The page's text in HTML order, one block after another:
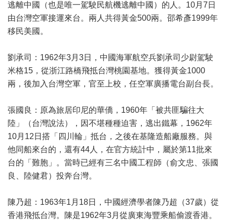
逃離中國（也是唯一駕駛民航機逃離中國）的人。10月7日
由台灣空軍接運來台。兩人共得黃金500兩。邵希彥1999年
移民美國。
劉承司：1962年3月3日，中國海軍航空兵劉承司少尉駕駛
米格15，從浙江路橋飛抵台灣桃園基地。獲得黃金1000
兩，後加入台灣空軍，官至上校，任空軍廣播電台副台長。
張國良：原為旅居印尼的華僑，1960年「被共匪騙往大
陸」（台灣說法），因不堪種種迫害，逃出鐵幕，1962年
10月12日搭「四川輪」抵台，之後在基隆造船廠服務。與
他同船來台的，還有44人，在官方統計中，屬於第11批來
台的「難胞」。當時已經有三名中國工程師（俞文忠、張國
良、陸健君）投奔台灣。
陳乃超：1963年1月18日，中國經濟學者陳乃超（37歲）從
香港飛抵台灣。陳是1962年3月從廣東海豐乘船偷渡香港。